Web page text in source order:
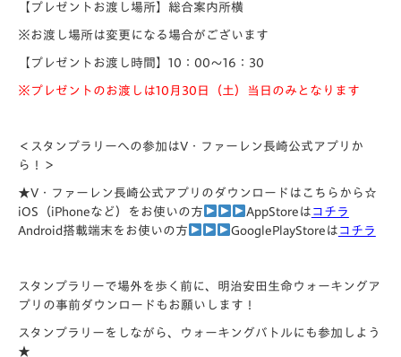
【プレゼントお渡し場所】総合案内所横
※お渡し場所は変更になる場合がございます
【プレゼントお渡し時間】10：00～16：30
※プレゼントのお渡しは10月30日（土）当日のみとなります
＜スタンプラリーへの参加はV・ファーレン長崎公式アプリか
ら！＞
★V・ファーレン長崎公式アプリのダウンロードはこちらから☆
iOS（iPhoneなど）をお使いの方
AppStoreは コチラ
Android搭載端末をお使いの方
GooglePlayStoreは コチラ
スタンプラリーで場外を歩く前に、明治安田生命ウォーキングア
プリの事前ダウンロードもお願いします！
スタンプラリーをしながら、ウォーキングバトルにも参加しよう
★